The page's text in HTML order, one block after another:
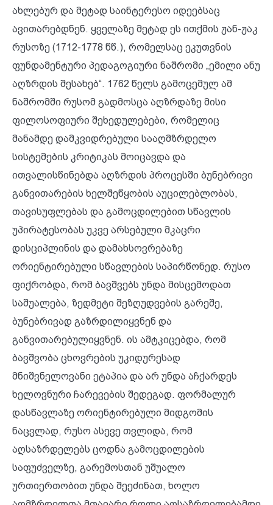
ახლებურ და მეტად საინტერესო იდეებსაც
ავითარებდნენ. ყველაზე მეტად ეს ითქმის ჟან-ჟაკ
რუსოზე (1712-1778 წწ.), რომელსაც ეკუთვნის
ფუნდამენტური პედაგოგიური ნაშრომი „ემილი ანუ
აღზრდის შესახებ“. 1762 წელს გამოცემულ ამ
ნაშრომში რუსომ გადმოსცა აღზრდაზე მისი
ფილოსოფიური შეხედულებები, რომელიც
მანამდე დამკვიდრებული სააღმზრდელო
სისტემების კრიტიკას მოიცავდა და
ითვალისწინებდა აღზრდის პროცესში ბუნებრივი
განვითარების ხელშეწყობის აუცილებლობას,
თავისუფლებას და გამოცდილებით სწავლის
უპირატესობას უკვე არსებული მკაცრი
დისციპლინის და დამახსოვრებაზე
ორიენტირებული სწავლების საპირწონედ. რუსო
ფიქრობდა, რომ ბავშვებს უნდა მისცემოდათ
საშუალება, ზედმეტი შეზღუდვების გარეშე,
ბუნებრივად გაზრდილიყვნენ და
განვითარებულიყვნენ. ის ამტკიცებდა, რომ
ბავშვობა ცხოვრების უკიდურესად
მნიშვნელოვანი ეტაპია და არ უნდა აჩქარდეს
ხელოვნური ჩარევების შედეგად. ფორმალურ
დასწავლაზე ორიენტირებული მიდგომის
ნაცვლად, რუსო ასევე თვლიდა, რომ
აღსაზრდელებს ცოდნა გამოცდილების
საფუძველზე, გარემოსთან უშუალო
ურთიერთობით უნდა შეეძინათ, ხოლო